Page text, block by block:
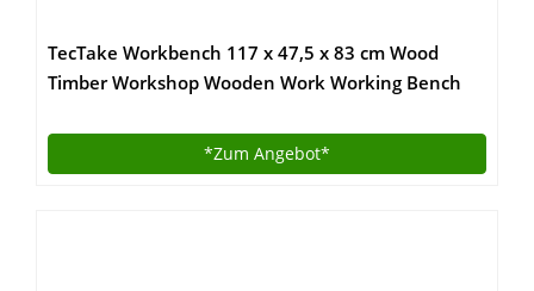
TecTake Workbench 117 x 47,5 x 83 cm Wood
Timber Workshop Wooden Work Working Bench
*Zum Angebot*